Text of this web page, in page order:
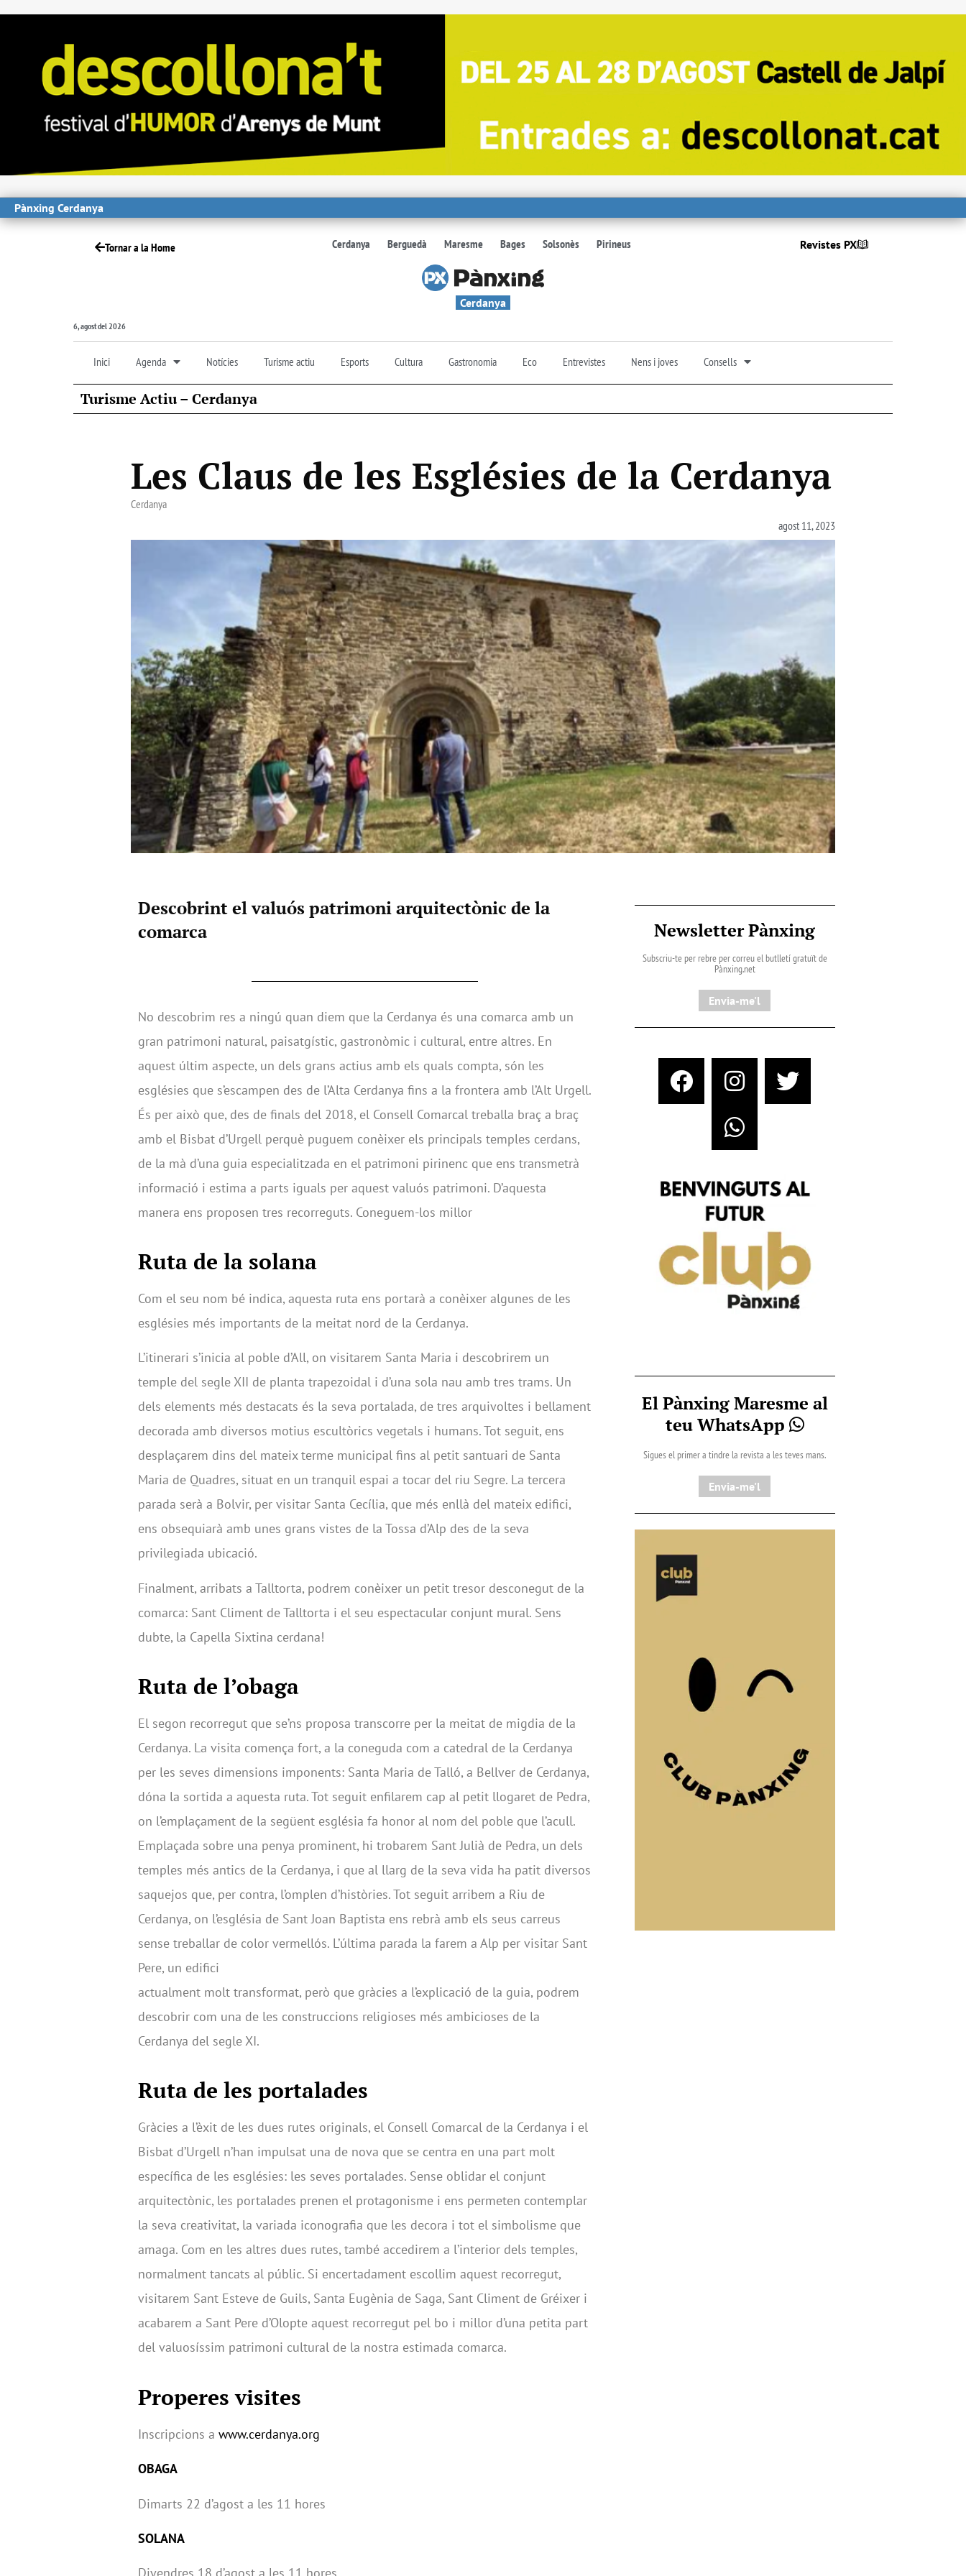
Pànxing Cerdanya
Tornar a la Home Cerdanya Berguedà Maresme Bages Solsonès Pirineus Revistes PX
Cerdanya
6, agost del 2026
Inici Agenda Notícies Turisme actiu Esports Cultura Gastronomia Eco Entrevistes Nens i joves Consells
Turisme Actiu – Cerdanya
Les Claus de les Esglésies de la Cerdanya
Cerdanya
agost 11, 2023
Descobrint el valuós patrimoni arquitectònic de la
comarca
No descobrim res a ningú quan diem que la Cerdanya és una comarca amb un
gran patrimoni natural, paisatgístic, gastronòmic i cultural, entre altres. En
aquest últim aspecte, un dels grans actius amb els quals compta, són les
esglésies que s’escampen des de l’Alta Cerdanya fins a la frontera amb l’Alt Urgell.
És per això que, des de finals del 2018, el Consell Comarcal treballa braç a braç
amb el Bisbat d’Urgell perquè puguem conèixer els principals temples cerdans,
de la mà d’una guia especialitzada en el patrimoni pirinenc que ens transmetrà
informació i estima a parts iguals per aquest valuós patrimoni. D’aquesta
manera ens proposen tres recorreguts. Coneguem-los millor
Ruta de la solana
Com el seu nom bé indica, aquesta ruta ens portarà a conèixer algunes de les
esglésies més importants de la meitat nord de la Cerdanya.
L’itinerari s’inicia al poble d’All, on visitarem Santa Maria i descobrirem un
temple del segle XII de planta trapezoidal i d’una sola nau amb tres trams. Un
dels elements més destacats és la seva portalada, de tres arquivoltes i bellament
decorada amb diversos motius escultòrics vegetals i humans. Tot seguit, ens
desplaçarem dins del mateix terme municipal fins al petit santuari de Santa
Maria de Quadres, situat en un tranquil espai a tocar del riu Segre. La tercera
parada serà a Bolvir, per visitar Santa Cecília, que més enllà del mateix edifici,
ens obsequiarà amb unes grans vistes de la Tossa d’Alp des de la seva
privilegiada ubicació.
Finalment, arribats a Talltorta, podrem conèixer un petit tresor desconegut de la
comarca: Sant Climent de Talltorta i el seu espectacular conjunt mural. Sens
dubte, la Capella Sixtina cerdana!
Ruta de l’obaga
El segon recorregut que se’ns proposa transcorre per la meitat de migdia de la
Cerdanya. La visita comença fort, a la coneguda com a catedral de la Cerdanya
per les seves dimensions imponents: Santa Maria de Talló, a Bellver de Cerdanya,
dóna la sortida a aquesta ruta. Tot seguit enfilarem cap al petit llogaret de Pedra,
on l’emplaçament de la següent església fa honor al nom del poble que l’acull.
Emplaçada sobre una penya prominent, hi trobarem Sant Julià de Pedra, un dels
temples més antics de la Cerdanya, i que al llarg de la seva vida ha patit diversos
saquejos que, per contra, l’omplen d’històries. Tot seguit arribem a Riu de
Cerdanya, on l’església de Sant Joan Baptista ens rebrà amb els seus carreus
sense treballar de color vermellós. L’última parada la farem a Alp per visitar Sant
Pere, un edifici
actualment molt transformat, però que gràcies a l’explicació de la guia, podrem
descobrir com una de les construccions religioses més ambicioses de la
Cerdanya del segle XI.
Ruta de les portalades
Gràcies a l’èxit de les dues rutes originals, el Consell Comarcal de la Cerdanya i el
Bisbat d’Urgell n’han impulsat una de nova que se centra en una part molt
específica de les esglésies: les seves portalades. Sense oblidar el conjunt
arquitectònic, les portalades prenen el protagonisme i ens permeten contemplar
la seva creativitat, la variada iconografia que les decora i tot el simbolisme que
amaga. Com en les altres dues rutes, també accedirem a l’interior dels temples,
normalment tancats al públic. Si encertadament escollim aquest recorregut,
visitarem Sant Esteve de Guils, Santa Eugènia de Saga, Sant Climent de Gréixer i
acabarem a Sant Pere d’Olopte aquest recorregut pel bo i millor d’una petita part
del valuosíssim patrimoni cultural de la nostra estimada comarca.
Properes visites
Inscripcions a www.cerdanya.org
OBAGA
Dimarts 22 d’agost a les 11 hores
SOLANA
Newsletter Pànxing
Subscriu-te per rebre per correu el butlletí gratuït de
Pànxing.net​
Envia-me'l
El Pànxing Maresme al
teu WhatsApp
Sigues el primer a tindre la revista a les teves mans.
Envia-me'l